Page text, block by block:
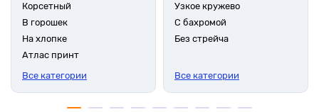
Корсетный
В горошек
На хлопке
Атлас принт
Все категории
Узкое кружево
С бахромой
Без стрейча
Все категории